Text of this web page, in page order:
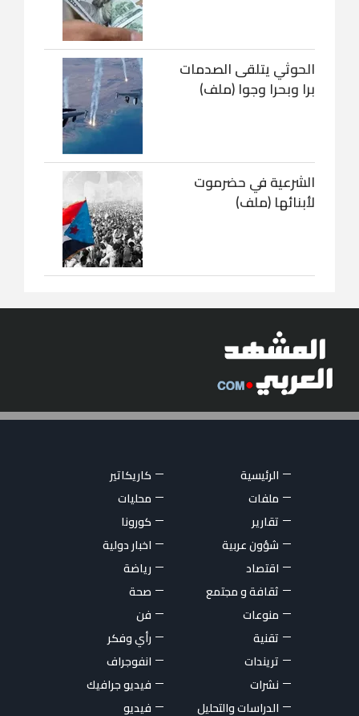
الحوثي يتلقى الصدمات
برا وبحرا وجوا (ملف)
الشرعية في حضرموت
لأبنائها (ملف)
الرئيسية
كاريكاتير
ملفات
محليات
تقارير
كورونا
شؤون عربية
اخبار دولية
اقتصاد
رياضة
ثقافة و مجتمع
صحة
منوعات
فن
تقنية
رأي وفكر
تريندات
انفوجراف
نشرات
فيديو جرافيك
الدراسات والتحليل
فيديو